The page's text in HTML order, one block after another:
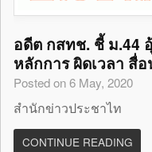
อดีต กสทช. ชี้ ม.44
หลักการ ผิดเวลา สื่
Posted on 6 May, 2020
สำนักข่าวประชาไท
CONTINUE READING